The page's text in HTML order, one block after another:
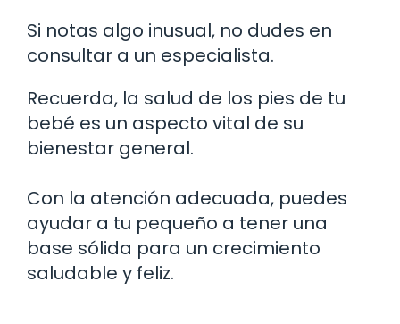
Si notas algo inusual, no dudes en
consultar a un especialista.
Recuerda, la salud de los pies de tu
bebé es un aspecto vital de su
bienestar general.
Con la atención adecuada, puedes
ayudar a tu pequeño a tener una
base sólida para un crecimiento
saludable y feliz.